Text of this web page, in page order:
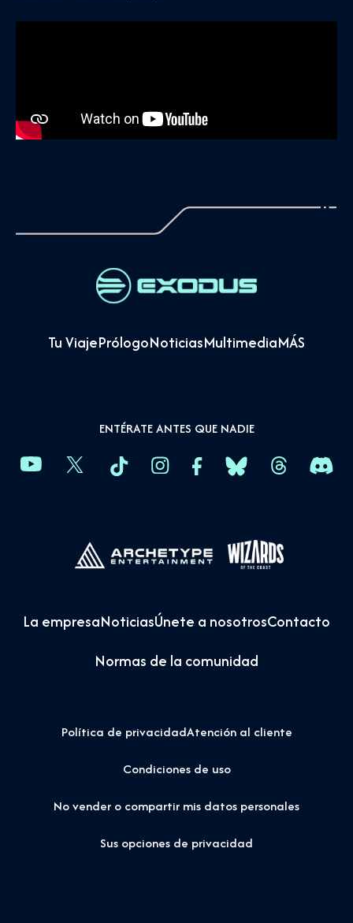
Tu ViajePrólogoNoticiasMultimediaMÁS
ENTÉRATE ANTES QUE NADIE
La empresaNoticiasÚnete a nosotrosContacto
Normas de la comunidad
Política de privacidadAtención al cliente
Condiciones de uso
No vender o compartir mis datos personales
Sus opciones de privacidad